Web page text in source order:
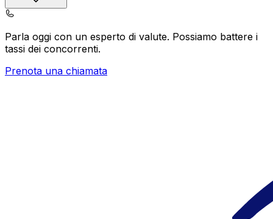
Parla oggi con un esperto di valute. Possiamo battere i
tassi dei concorrenti.
Prenota una chiamata